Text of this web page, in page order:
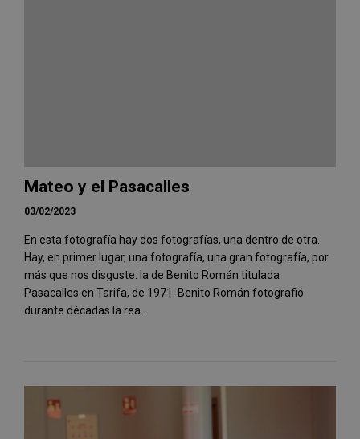
Mateo y el Pasacalles
03/02/2023
En esta fotografía hay dos fotografías, una dentro de otra.
Hay, en primer lugar, una fotografía, una gran fotografía, por
más que nos disguste: la de Benito Román titulada
Pasacalles en Tarifa, de 1971. Benito Román fotografió
durante décadas la rea...